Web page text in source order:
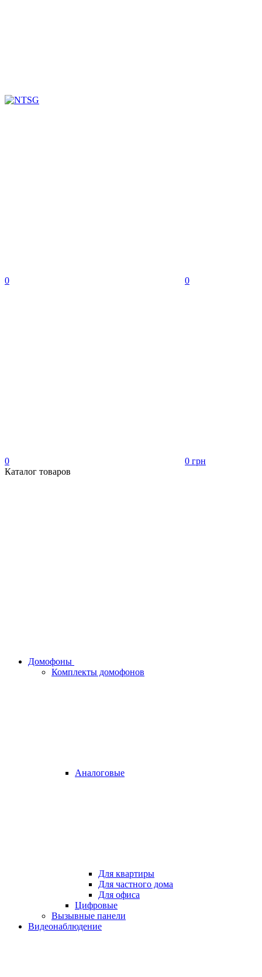
0 0
0
0 грн
Каталог товаров
Домофоны
Комплекты домофонов
Аналоговые
Для квартиры
Для частного дома
Для офиса
Цифровые
Вызывные панели
Видеонаблюдение